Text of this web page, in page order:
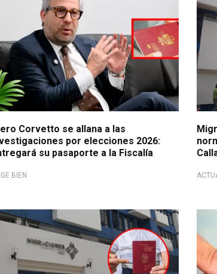
Corvetto se allana a las
por elecciones 2026:
su pasaporte a la Fiscalía
BIEN
Proceso optimizado